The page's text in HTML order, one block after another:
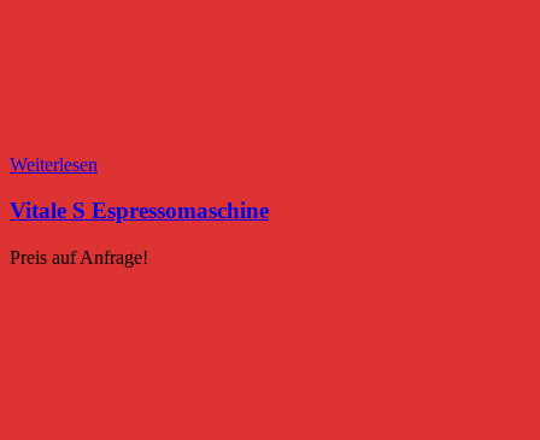
Weiterlesen
Vitale S Espressomaschine
Preis auf Anfrage!